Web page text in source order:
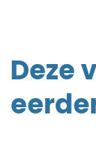
Deze